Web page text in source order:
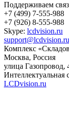
Поддерживаем
+7 (499) 7-555-988
+7 (926) 8-555-988
Skype: lcdvision.ru
support@lcdvision.ru
Комплекс
Москва, Россия
улица Газопровод,
Интеллектуальная
LCDvision.ru